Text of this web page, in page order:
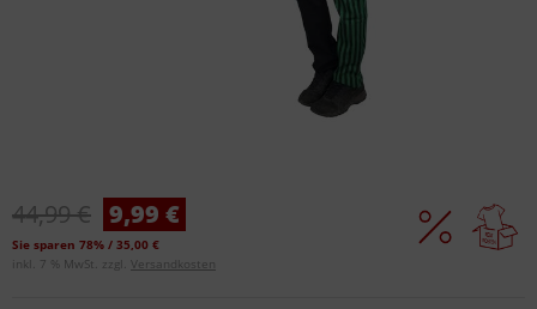
44,99 € 9,99 €
Sie sparen 78% / 35,00 €
inkl. 7 % MwSt. zzgl. Versandkosten